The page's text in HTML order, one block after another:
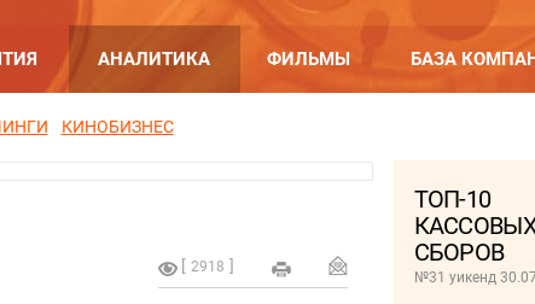
АНАЛИТИКА ФИЛЬМЫ БАЗА
КИНОБИЗНЕС
ТОП-10
СБОРОВ
№31 уикенд
2918